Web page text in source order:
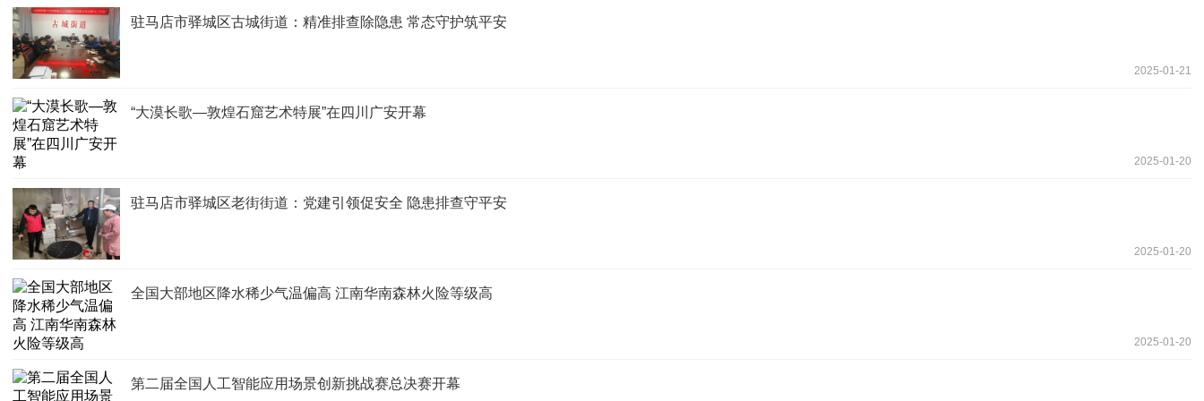
驻马店市驿城区古城街道：精准排查除隐患 常态守护筑平安
2025-01-21
“大漠长歌—敦煌石窟艺术特展”在四川广安开幕
2025-01-20
驻马店市驿城区老街街道：党建引领促安全 隐患排查守平安
2025-01-20
全国大部地区降水稀少气温偏高 江南华南森林火险等级高
2025-01-20
第二届全国人工智能应用场景创新挑战赛总决赛开幕